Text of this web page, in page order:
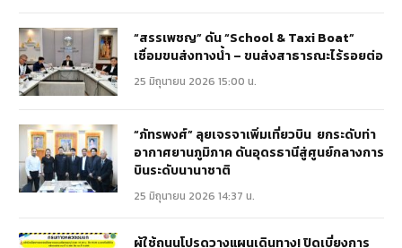
“สรรเพชญ” ดัน “School & Taxi Boat”
เชื่อมขนส่งทางน้ำ – ขนส่งสาธารณะไร้รอยต่อ
25 มิถุนายน 2026 15:00 น.
“ภัทรพงศ์” ลุยเจรจาเพิ่มเที่ยวบิน ยกระดับท่า
อากาศยานภูมิภาค ดันอุดรธานีสู่ศูนย์กลางการ
บินระดับนานาชาติ
25 มิถุนายน 2026 14:37 น.
ผู้ใช้ถนนโปรดวางแผนเดินทาง! ปิดเบี่ยงการ